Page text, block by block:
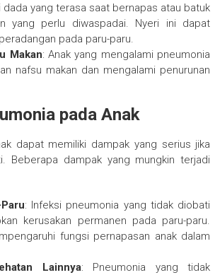
dada yang terasa saat bernapas atau batuk
yang perlu diwaspadai. Nyeri ini dapat
pada paru-paru.
Makan: Anak yang mengalami pneumonia
nafsu makan dan mengalami penurunan
pada Anak
dapat memiliki dampak yang serius jika
Beberapa dampak yang mungkin terjadi
: Infeksi pneumonia yang tidak diobati
kerusakan permanen pada paru-paru.
fungsi pernapasan anak dalam
Lainnya: Pneumonia yang tidak